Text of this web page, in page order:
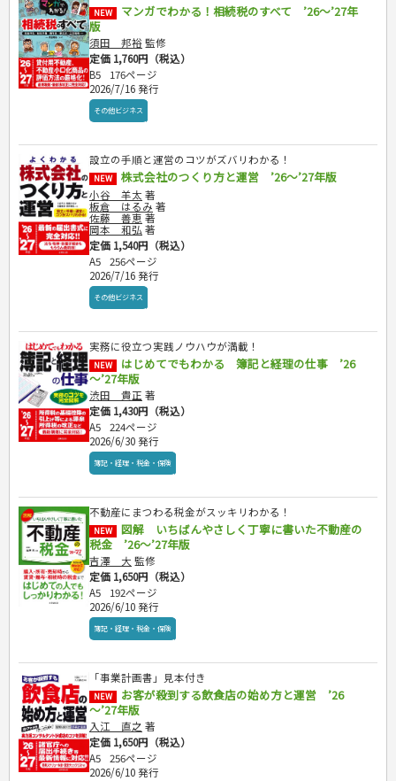
NEW
マンガでわかる！相続税のすべて ’26～’27年
版
須田 邦裕監修
定価 1,760円（税込）
B5
176ページ
2026/7/16 発行
その他ビジネス
設立の手順と運営のコツがズバリわかる！
NEW 株式会社のつくり方と運営 ’26～’27年版
小谷 羊太 著
板倉 はるみ 著
佐藤 善恵 著
岡本 和弘著
定価 1,540円（税込）
A5
256ページ
2026/7/16 発行
その他ビジネス
実務に役立つ実践ノウハウが満載！
NEW
はじめてでもわかる 簿記と経理の仕事 ’26
～’27年版
渋田 貴正 著
定価 1,430円（税込）
A5
224ページ
2026/6/30 発行
簿記・経理・税金・保険
不動産にまつわる税金がスッキリわかる！
NEW
図解 いちばんやさしく丁寧に書いた不動産の
税金 ’26～’27年版
吉澤 大 監修
定価 1,650円（税込）
A5
192ページ
2026/6/10 発行
簿記・経理・税金・保険
「事業計画書」見本付き
NEW
お客が殺到する飲食店の始め方と運営 ’26
～’27年版
入江 直之 著
定価 1,650円（税込）
A5
256ページ
2026/6/10 発行